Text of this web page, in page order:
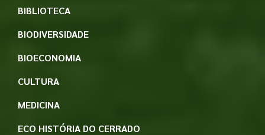
BIBLIOTECA
BIODIVERSIDADE
BIOECONOMIA
CULTURA
MEDICINA
ECO HISTÓRIA DO CERRADO